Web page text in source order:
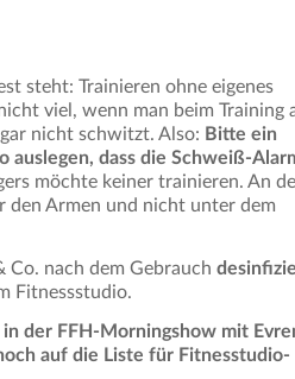
steht: Trainieren ohne eigenes
viel, wenn man beim Training
nicht schwitzt. Also: Bitte ein
auslegen, dass die Schweiß-
möchte keiner trainieren. An
den Armen und nicht unter dem
nach dem Gebrauch
Fitnessstudio.
in der FFH-Morningshow mit
auf die Liste für Fitnesstudio-